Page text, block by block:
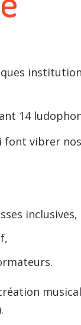
14
font vibrer
inclusives,